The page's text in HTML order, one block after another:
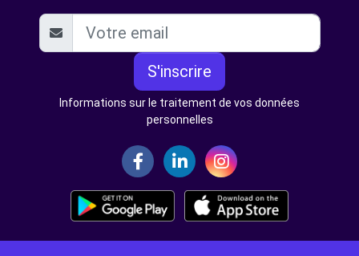
S'inscrire
Informations sur le traitement de vos données
personnelles